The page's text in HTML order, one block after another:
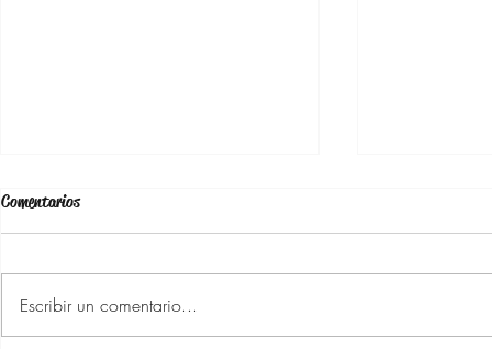
Comentarios
Escribir un comentario...